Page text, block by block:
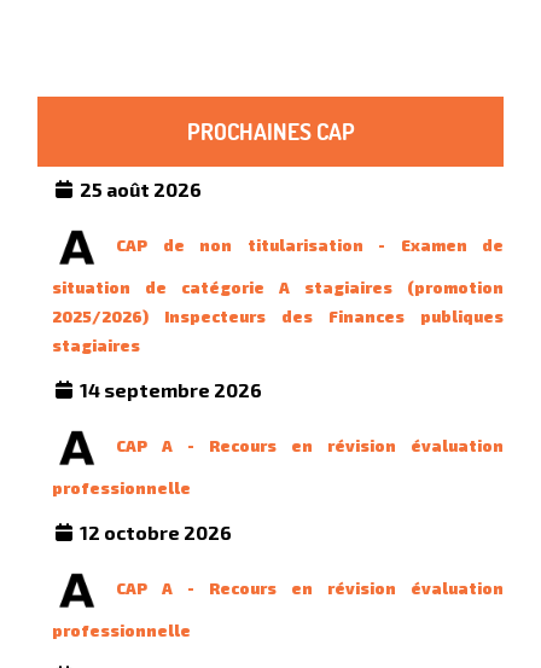
PROCHAINES CAP
25 août 2026
CAP de non titularisation - Examen de
situation de catégorie A stagiaires (promotion
2025/2026) Inspecteurs des Finances publiques
stagiaires
14 septembre 2026
CAP A - Recours en révision évaluation
professionnelle
12 octobre 2026
CAP A - Recours en révision évaluation
professionnelle